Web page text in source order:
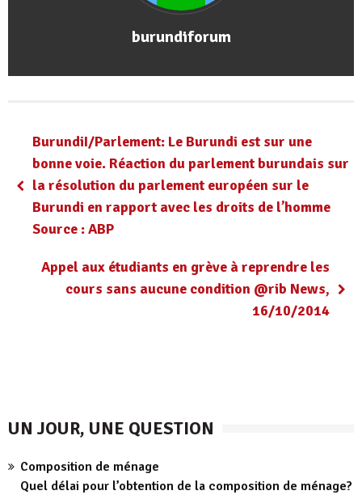
burundiforum
BurundiI/Parlement: Le Burundi est sur une
bonne voie. Réaction du parlement burundais sur
la résolution du parlement européen sur le
Burundi en rapport avec les droits de l’homme
Source : ABP
Appel aux étudiants en grève à reprendre les
cours sans aucune condition @rib News,
16/10/2014
UN JOUR, UNE QUESTION
Composition de ménage
Quel délai pour l’obtention de la composition de ménage?